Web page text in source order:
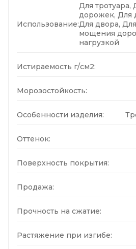
Использование:
Для
дорожек, Для
Для двора,
мощения
нагрузкой
Истираемость г/см2:
Морозостойкость:
Особенности изделия:
Оттенок:
Поверхность покрытия:
Продажа:
Прочность на сжатие:
Растяжение при изгибе: